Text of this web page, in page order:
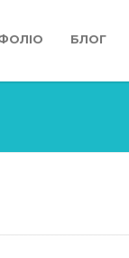
БЛОГ